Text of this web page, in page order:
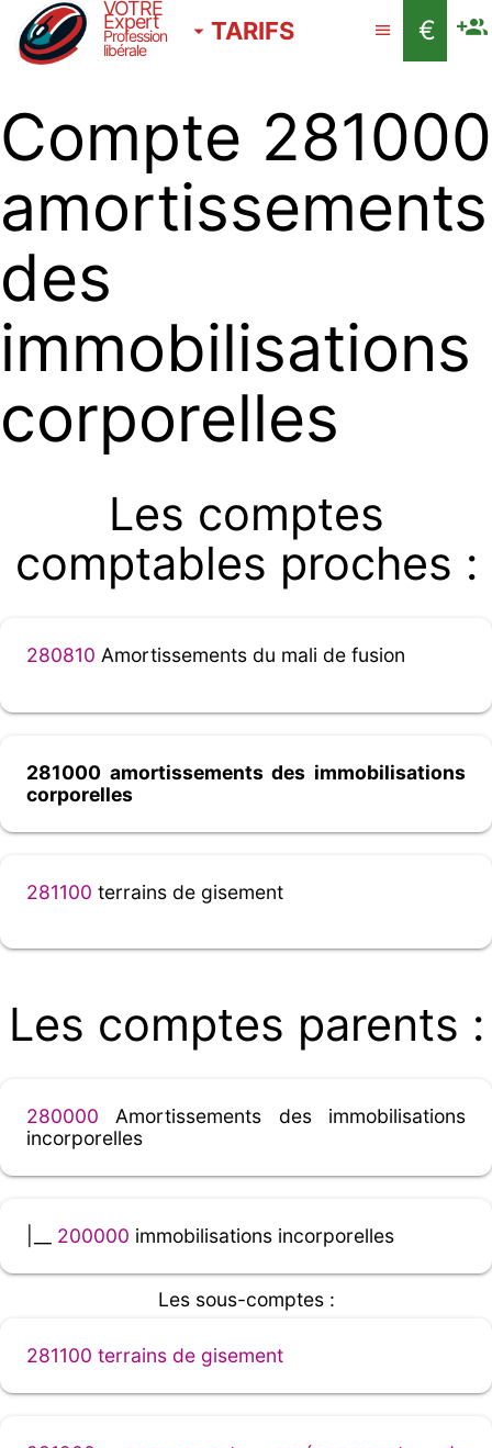
VOTRE
Expert
Profession
libérale
TARIFS €
Compte 281000
amortissements
des
immobilisations
corporelles
Les comptes
comptables proches :
280810 Amortissements du mali de fusion
281000 amortissements des immobilisations
corporelles
281100 terrains de gisement
Les comptes parents :
280000 Amortissements des immobilisations
incorporelles
200000 immobilisations incorporelles
Les sous-comptes :
281100 terrains de gisement